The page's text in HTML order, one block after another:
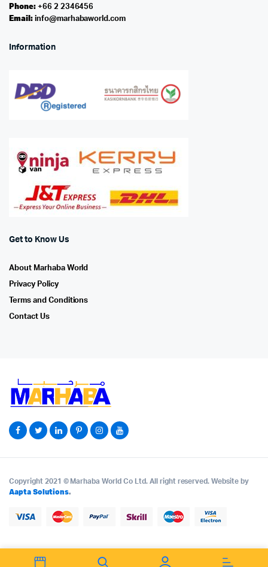
Phone:+66 2 2346456
Email: info@marhabaworld.com
Information
Get to Know Us
About Marhaba World
Privacy Policy
Terms and Conditions
Contact Us
Copyright 2021 © Marhaba World Co Ltd. All right reserved. Website by
Aapta Solutions.